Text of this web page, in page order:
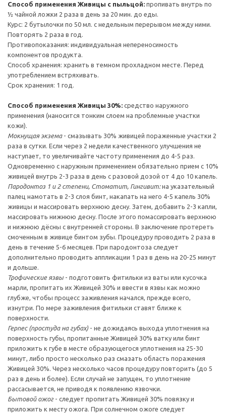
Способ применения Живицы с пыльцой: пропивать внутрь по
½ чайной ложки 2 раза в день за 20 мин. до еды.
Курс: 2 бутылочки по 50 мл. с недельным перерывом между ними.
Повторять 2 раза в год.
Противопоказания: индивидуальная непереносимость
компонентов продукта.
Способ хранения: хранить в темном прохладном месте. Перед
употреблением встряхивать.
Срок хранения: 1 год.
Способ применения Живицы 30%: средство наружного
применения (наносится тонким слоем на проблемные участки
кожи).
Мокнущая экзема - смазывать 30% живицей пораженные участки 2
раза в сутки. Если через 2 недели качественного улучшения не
наступает, то увеличивайте частоту применения до 4-5 раз.
Одновременно с наружным применением обязательно прием с 10%
живицей внутрь 2-3 раза в день с разовой дозой от 4 до 10 капель.
Пародонтоз 1 и 2 степени, Стоматит, Гингивит:на указательный
палец намотать в 2-3 слоя бинт, накапать на него 4-5 капель 30%
живицы и массировать верхнюю десну. Затем, добавить 2-3 капли,
массировать нижнюю десну. После этого помассировать верхнюю
и нижнюю дёсны с внутренней стороны. В заключение протереть
смоченным в живице бинтом зубы. Процедуру проводить 2 раза в
день в течение 5-6 месяцев. При пародонтоза следует
дополнительно проводить аппликации 1 раз в день на 20-25 минут
и дольше.
Трофические язвы - подготовить фитильки из ваты или кусочка
марли, пропитать их Живицей 30% и ввести в язвы как можно
глубже, чтобы процесс заживления начался, прежде всего,
изнутри. По мере заживления фитильки ставят ближе к
поверхности.
Герпес(простуда на губах) - не дожидаясь выхода уплотнения на
поверхность губы, пропитанные Живицей 30% ватку или бинт
приложить к губе в месте образующегося уплотнения на 25-30
минут, либо просто несколько раз смазать область поражения
Живицей 30%. Через несколько часов процедуру повторить (до 5
раз в день и более). Если случай не запущен, то уплотнение
рассасывается, не приводя к появлению язвочки.
Бытовой ожог - следует пропитать Живицей 30% повязку и
приложить к месту ожога. При солнечном ожоге следует